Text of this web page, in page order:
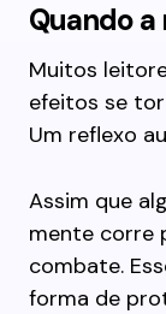
Quando
Muitos
efeitos se
Um reflexo
Assim que
mente corre
combate.
forma de